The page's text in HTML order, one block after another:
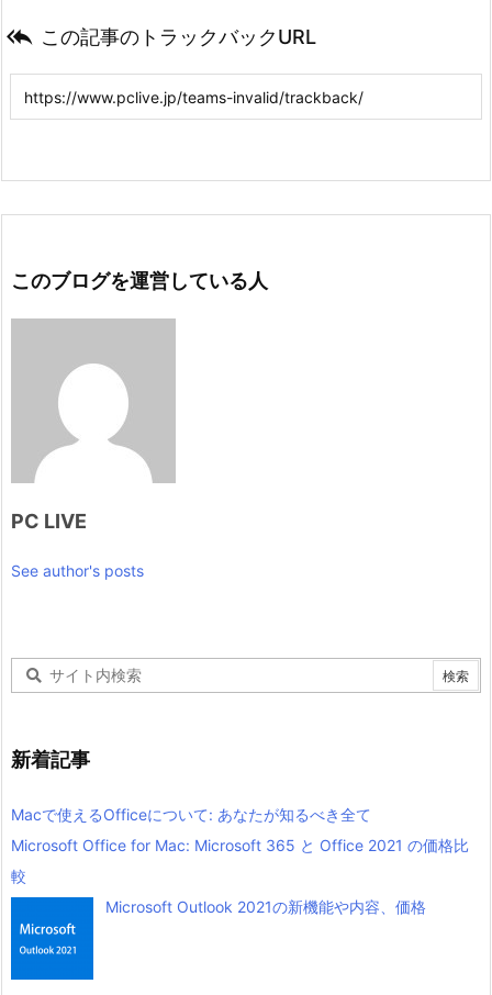
 この記事のトラックバックURL
このブログを運営している人
PC LIVE
See author's posts
新着記事
Macで使えるOfficeについて: あなたが知るべき全て
Microsoft Office for Mac: Microsoft 365 と Office 2021 の価格比
較
Microsoft Outlook 2021の新機能や内容、価格